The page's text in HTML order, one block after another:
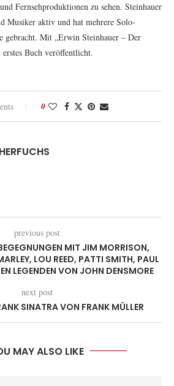
Fernsehproduktionen zu sehen. Steinhauer
Musiker aktiv und hat mehrere Solo-
gebracht. Mit „Erwin Steinhauer – Der
Buch veröffentlicht.
0
previous post
MIT JIM MORRISON,
LOU REED, PATTI SMITH, PAUL
LEGENDEN VON JOHN DENSMORE
next post
SINATRA VON FRANK MÜLLER
MAY ALSO LIKE